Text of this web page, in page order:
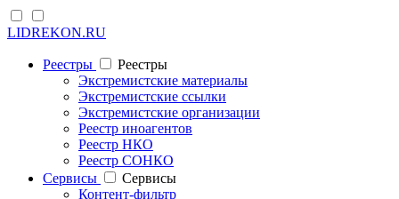
LIDREKON.RU
Реестры
Реестры
Экстремистские материалы
Экстремистские ссылки
Экстремистские организации
Реестр иноагентов
Реестр НКО
Реестр СОНКО
Cервисы
Cервисы
Контент-фильтр